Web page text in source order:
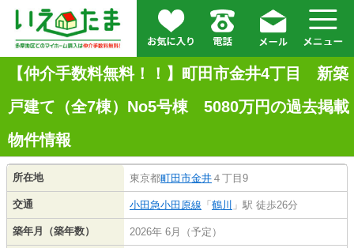
【仲介手数料無料！！】町田市金井4丁目 新築
戸建て（全7棟）No5号棟 5080万円の過去掲載
物件情報
所在地 東京都町田市金井 ４丁目9
交通 小田急小田原線 「 鶴川 」駅 徒歩26分
築年月（築年数） 2026年 6月（予定）